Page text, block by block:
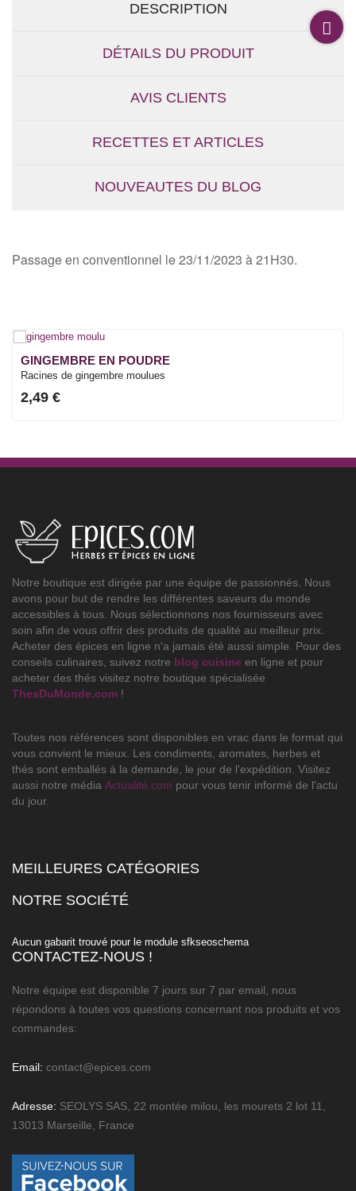
DESCRIPTION
DÉTAILS DU PRODUIT
AVIS CLIENTS
RECETTES ET ARTICLES
NOUVEAUTES DU BLOG
Passage en conventionnel le 23/11/2023 à 21H30.
GINGEMBRE EN POUDRE
Racines de gingembre moulues
2,49 €
Notre boutique est dirigée par une équipe de passionnés. Nous
avons pour but de rendre les différentes saveurs du monde
accessibles à tous. Nous sélectionnons nos fournisseurs avec
soin afin de vous offrir des produits de qualité au meilleur prix.
Acheter des épices en ligne n'a jamais été aussi simple. Pour des
conseils culinaires, suivez notre blog cuisine en ligne et pour
acheter des thés visitez notre boutique spécialisée
ThesDuMonde.com !
Toutes nos références sont disponibles en vrac dans le format qui
vous convient le mieux. Les condiments, aromates, herbes et
thés sont emballés à la demande, le jour de l'expédition. Visitez
aussi notre média Actualité.com pour vous tenir informé de l'actu
du jour.
MEILLEURES CATÉGORIES
NOTRE SOCIÉTÉ
Aucun gabarit trouvé pour le module sfkseoschema
CONTACTEZ-NOUS !
Notre équipe est disponible 7 jours sur 7 par email, nous
répondons à toutes vos questions concernant nos produits et vos
commandes:
Email: contact@epices.com
Adresse: SEOLYS SAS, 22 montée milou, les mourets 2 lot 11,
13013 Marseille, France